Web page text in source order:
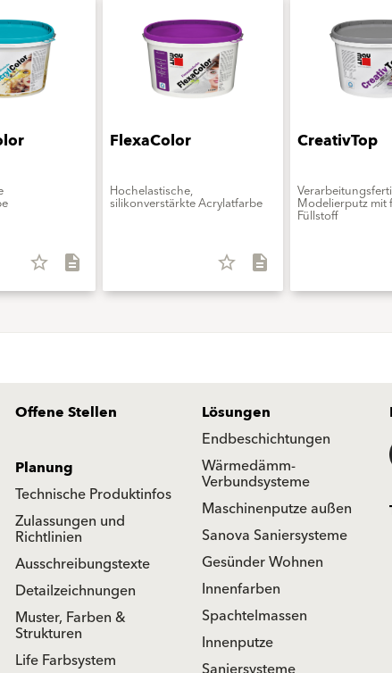
star_border description
FlexaColor
Hochelastische,
silikonverstärkte Acrylatfarbe
star_border description
CreativTop
Modelierputz mit
Füllstoff
Offene Stellen
Lösungen
Endbeschichtungen
Wärmedämm-
Verbundsysteme
Maschinenputze außen
Sanova Saniersysteme
Gesünder Wohnen
Innenfarben
Spachtelmassen
Innenputze
Planung
Technische Produktinfos
Zulassungen und
Richtlinien
Ausschreibungstexte
Detailzeichnungen
Muster, Farben &
Strukturen
Life Farbsystem